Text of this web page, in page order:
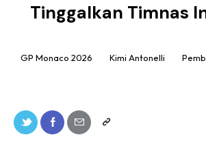
Tinggalkan Timnas
GP Monaco 2026 Kimi Antonelli